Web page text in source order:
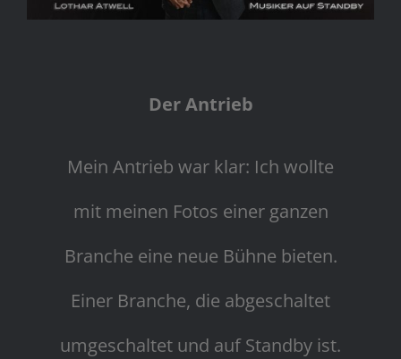
Der Antrieb
Mein Antrieb war klar: Ich wollte
mit meinen Fotos einer ganzen
Branche eine neue Bühne bieten.
Einer Branche, die abgeschaltet
umgeschaltet und auf Standby ist.